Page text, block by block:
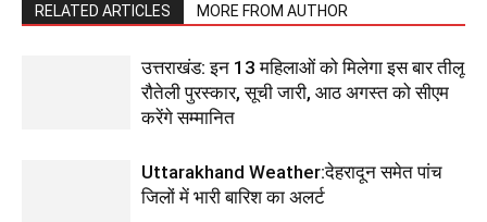
RELATED ARTICLES MORE FROM AUTHOR
उत्तराखंड: इन 13 महिलाओं को मिलेगा इस बार तीलू
रौतेली पुरस्कार, सूची जारी, आठ अगस्त को सीएम
करेंगे सम्मानित
Uttarakhand Weather:देहरादून समेत पांच
जिलों में भारी बारिश का अलर्ट